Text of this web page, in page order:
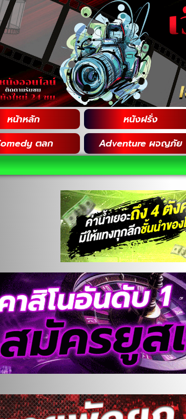
หน้าหลัก หนังฝรั่ง
ตลก
Adventure ผจญภัย